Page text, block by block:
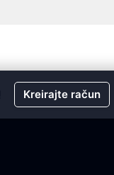
Kreirajte račun